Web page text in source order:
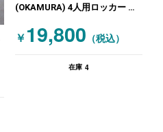
(OKAMURA) 4人用ロッカー ニ
￥ 19,800 （税込）
在庫 4